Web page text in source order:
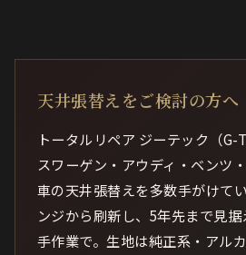
天井張替えをご検討の方へ
トータルリペア ジーテック（G-
スワーゲン・アウディ・ベンツ
車の天井張替えを多数手がけて
ンジから刷新し、5年先まで見
手作業で。生地は純正系・アル